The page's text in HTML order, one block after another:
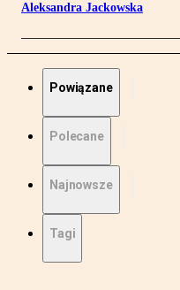
Aleksandra Jackowska
Powiązane
Polecane
Najnowsze
Tagi